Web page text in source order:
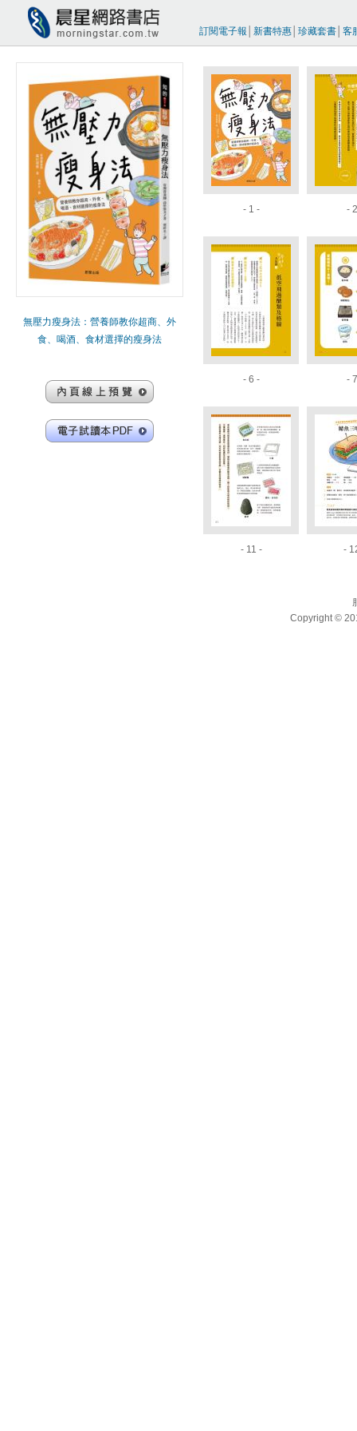
訂閱電子報 新書特惠 珍藏套書 客
無壓力瘦身法：營養師教你超商、外
食、喝酒、食材選擇的瘦身法
- 1 - -
- 6 - -
- 11 - -
Copyright ©